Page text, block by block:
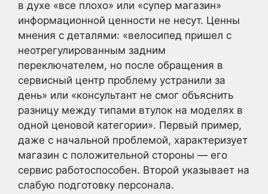
в духе «все плохо» или «супер магазин»
информационной ценности не несут. Ценны
мнения с деталями: «велосипед пришел с
неотрегулированным задним
переключателем, но после обращения в
сервисный центр проблему устранили за
день» или «консультант не смог объяснить
разницу между типами втулок на моделях в
одной ценовой категории». Первый пример,
даже с начальной проблемой, характеризует
магазин с положительной стороны — его
сервис работоспособен. Второй указывает на
слабую подготовку персонала.